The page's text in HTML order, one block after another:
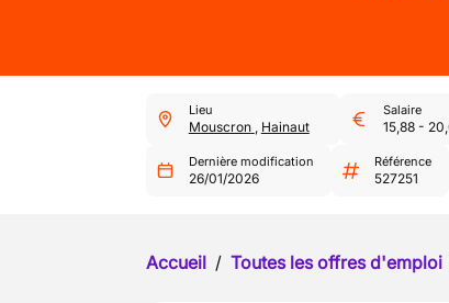
Lieu
Mouscron , Hainaut
Salaire
15,88-
Dernière modification
26/01/2026
Référence
527251
Accueil / Toutes les offres d'emploi